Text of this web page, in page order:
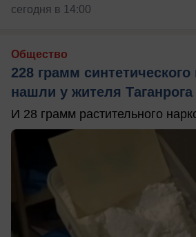
сегодня в 14:00
Общество
228 грамм синтетического
нашли у жителя Таганрога
И 28 грамм растительного